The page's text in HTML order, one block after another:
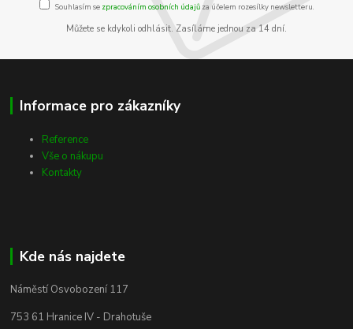
Souhlasím se zpracováním osobních údajůza účelem rozesílky newsletteru.
Můžete se kdykoli odhlásit. Zasíláme jednou za 14 dní.
Informace pro zákazníky
Reference
Vše o nákupu
Kontakty
Kde nás najdete
Náměstí Osvobození 117
753 61 Hranice IV - Drahotuše